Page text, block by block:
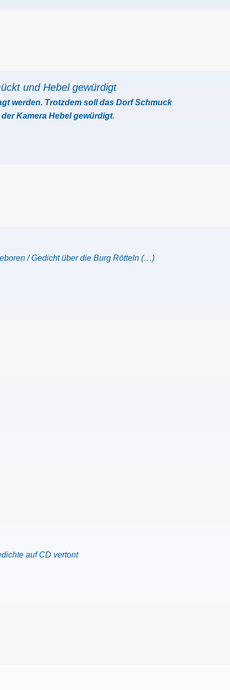
und Hebel gewürdigt
werden. Trotzdem soll das Dorf Schmuck
Kamera Hebel gewürdigt.
/ Gedicht über die Burg Rötteln (…)
auf CD vertont